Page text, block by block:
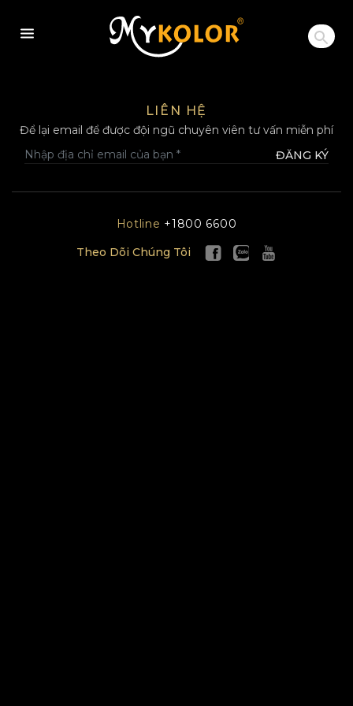
MYKOLOR
LIÊN HỆ
Để lại email để được đội ngũ chuyên viên tư vấn miễn phí
ĐĂNG KÝ
Hotline +1800 6600
Theo Dõi Chúng Tôi